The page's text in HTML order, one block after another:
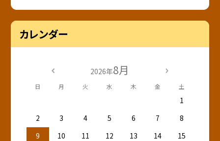
カレンダー
2026年8月
日 月 火 水 木 金 土
1
2
3 4 5 6 7
8
9
10 11 12 13 14
15